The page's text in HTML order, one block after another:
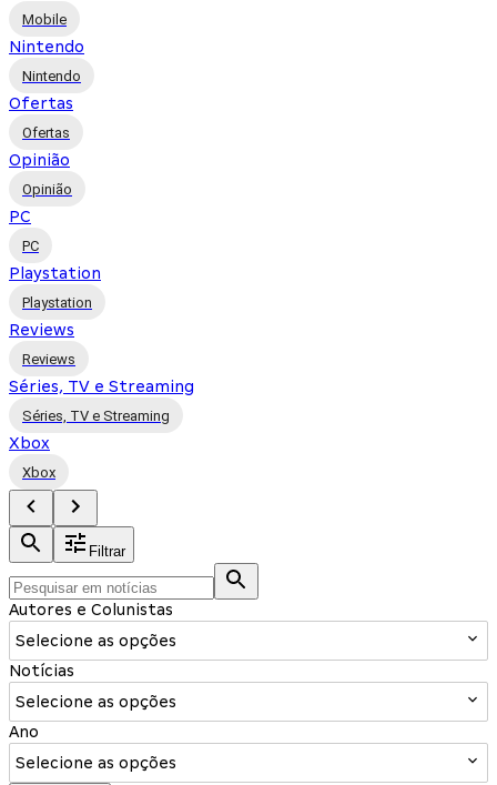
Mobile
Nintendo
Nintendo
Ofertas
Ofertas
Opinião
Opinião
PC
PC
Playstation
Playstation
Reviews
Reviews
Séries, TV e Streaming
Séries, TV e Streaming
Xbox
Xbox
Filtrar
Autores e Colunistas
Selecione as opções
Notícias
Selecione as opções
Ano
Selecione as opções